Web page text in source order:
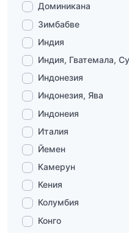
Доминикана
Зимбабве
Индия
Индия, Гватемала,
Индонезия
Индонезия, Ява
Индонеия
Италия
Йемен
Камерун
Кения
Колумбия
Конго